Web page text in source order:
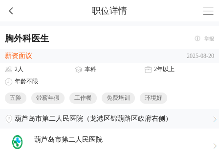
职位详情
胸外科医生 举报
薪资面议
2025-08-20
2人
本科
2年以上
年龄不限
五险 带薪年假 工作餐 免费培训 环境好
葫芦岛市第二人民医院（龙港区锦葫路区政府右侧）
葫芦岛市第二人民医院